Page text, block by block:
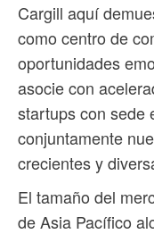
Cargill aquí
como centro de
oportunidades
asocie con
startups con sede
conjuntamente
crecientes y
El tamaño del
de Asia Pacífico